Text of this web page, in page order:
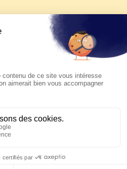
d'été 2026 de KTO
pastorale du pape Léon
Assise à suivre sur KTO le
août
en Uruguay, Argentine et
du 6 au 17 novembre 2026